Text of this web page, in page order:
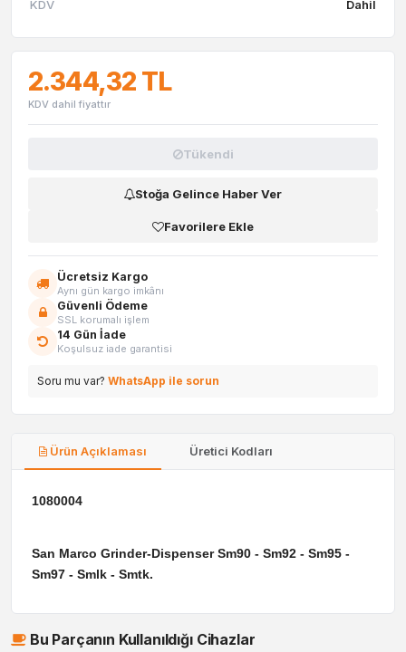
KDV Dahil
2.344,32 TL
KDV dahil fiyattır
Tükendi
Stoğa Gelince Haber Ver
Favorilere Ekle
Ücretsiz Kargo
Aynı gün kargo imkânı
Güvenli Ödeme
SSL korumalı işlem
14 Gün İade
Koşulsuz iade garantisi
Soru mu var? WhatsApp ile sorun
Ürün Açıklaması Üretici Kodları
1080004
San Marco Grinder-Dispenser Sm90 - Sm92 - Sm95 -
Sm97 - Smlk - Smtk.
Bu Parçanın Kullanıldığı Cihazlar